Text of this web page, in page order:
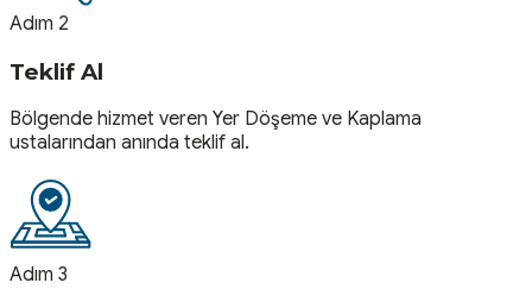
Adım 2
Teklif Al
Bölgende hizmet veren Yer Döşeme ve Kaplama
ustalarından anında teklif al.
Adım 3